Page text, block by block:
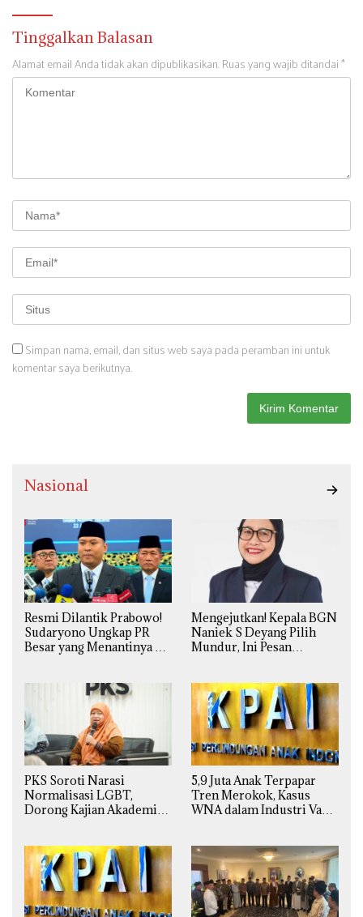
Tinggalkan Balasan
Alamat email Anda tidak akan dipublikasikan.Ruas yang wajib ditandai*
Simpan nama, email, dan situs web saya pada peramban ini untuk
komentar saya berikutnya.
Nasional
Resmi Dilantik Prabowo!
Sudaryono Ungkap PR
Besar yang Menantinya di
Mengejutkan! Kepala BGN
Naniek S Deyang Pilih
Mundur, Ini Pesan
PKS Soroti Narasi
Normalisasi LGBT,
Dorong Kajian Akademik
Agama
5,9 Juta Anak Terpapar
Tren Merokok, Kasus
WNA dalam Industri Vape